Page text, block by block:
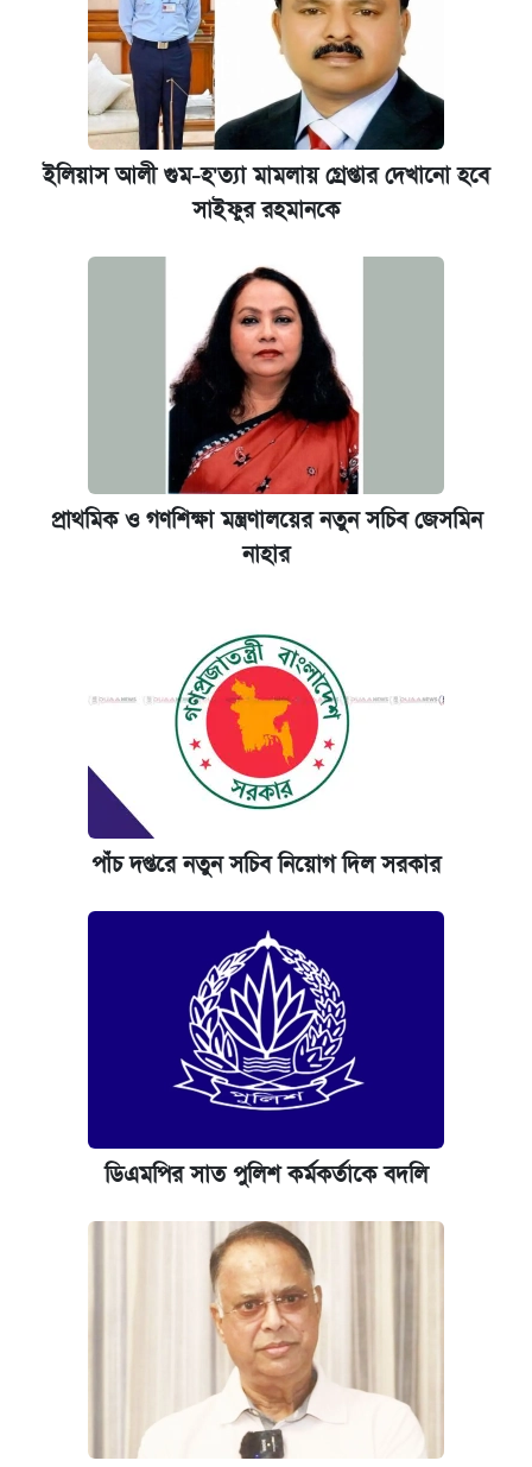
ইলিয়াস আলী গুম-হ'ত্যা মামলায় গ্রেপ্তার দেখানো হবে
সাইফুর রহমানকে
প্রাথমিক ও গণশিক্ষা মন্ত্রণালয়ের নতুন সচিব জেসমিন
নাহার
পাঁচ দপ্তরে নতুন সচিব নিয়োগ দিল সরকার
ডিএমপির সাত পুলিশ কর্মকর্তাকে বদলি